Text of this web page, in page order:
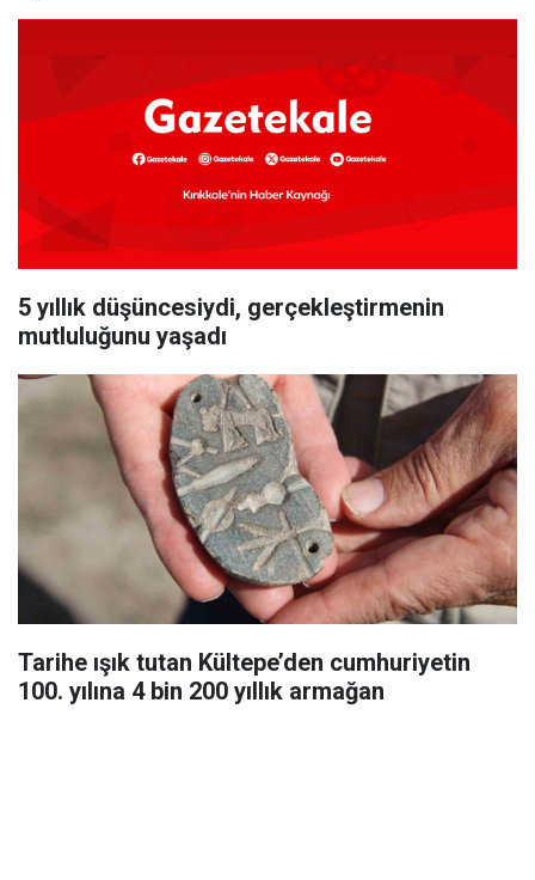
5 yıllık düşüncesiydi, gerçekleştirmenin
mutluluğunu yaşadı
Tarihe ışık tutan Kültepe’den cumhuriyetin
100. yılına 4 bin 200 yıllık armağan